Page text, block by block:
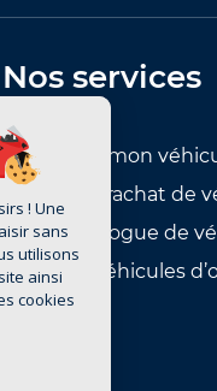
Nos services
Entretenir mon
Reprise et rachat de
Notre catalogue de
Achat de véhicules